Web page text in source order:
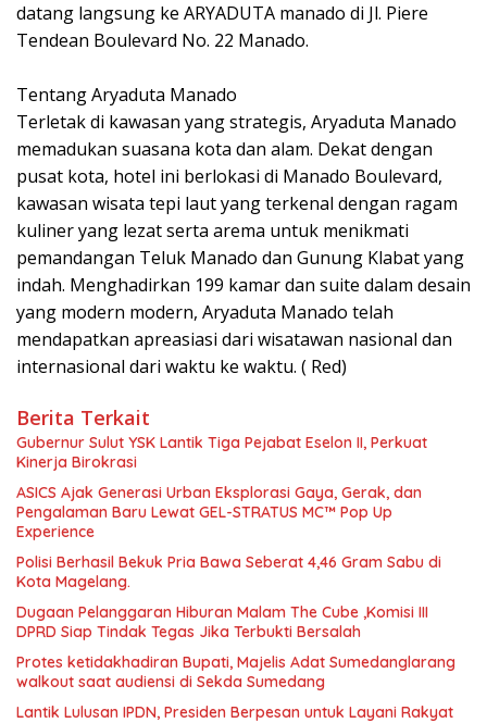
datang langsung ke ARYADUTA manado di Jl. Piere
Tendean Boulevard No. 22 Manado.
‎Tentang Aryaduta Manado
‎Terletak di kawasan yang strategis, Aryaduta Manado
memadukan suasana kota dan alam. Dekat dengan
pusat kota, hotel ini berlokasi di Manado Boulevard,
kawasan wisata tepi laut yang terkenal dengan ragam
kuliner yang lezat serta arema untuk menikmati
pemandangan Teluk Manado dan Gunung Klabat yang
indah. Menghadirkan 199 kamar dan suite dalam desain
yang modern modern, Aryaduta Manado telah
mendapatkan apreasiasi dari wisatawan nasional dan
internasional dari waktu ke waktu. ( Red)
Berita Terkait
Gubernur Sulut YSK Lantik Tiga Pejabat Eselon II, Perkuat
Kinerja Birokrasi
ASICS Ajak Generasi Urban Eksplorasi Gaya, Gerak, dan
Pengalaman Baru Lewat GEL-STRATUS MC™ Pop Up
Experience
Polisi Berhasil Bekuk Pria Bawa Seberat 4,46 Gram Sabu di
Kota Magelang.
Dugaan Pelanggaran Hiburan Malam The Cube ,Komisi III
DPRD Siap Tindak Tegas Jika Terbukti Bersalah
Protes ketidakhadiran Bupati, Majelis Adat Sumedanglarang
walkout saat audiensi di Sekda Sumedang
Lantik Lulusan IPDN, Presiden Berpesan untuk Layani Rakyat